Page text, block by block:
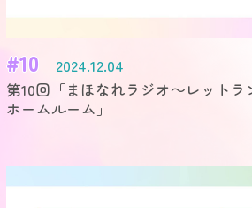
#10
2024.12.04
第10回「まほなれラジオ～レット
ホームルーム」